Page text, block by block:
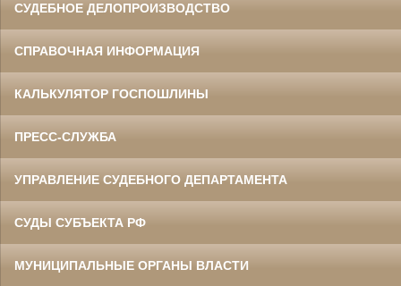
СУДЕБНОЕ ДЕЛОПРОИЗВОДСТВО
СПРАВОЧНАЯ ИНФОРМАЦИЯ
КАЛЬКУЛЯТОР ГОСПОШЛИНЫ
ПРЕСС-СЛУЖБА
УПРАВЛЕНИЕ СУДЕБНОГО ДЕПАРТАМЕНТА
СУДЫ СУБЪЕКТА РФ
МУНИЦИПАЛЬНЫЕ ОРГАНЫ ВЛАСТИ